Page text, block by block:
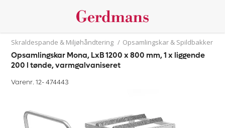
Skraldespande & Miljøhåndtering / Opsamlingskar & Spildbakker
Opsamlingskar Mona, LxB 1200 x 800 mm, 1 x liggende
200 l tønde, varmgalvaniseret
Varenr. 12-474443